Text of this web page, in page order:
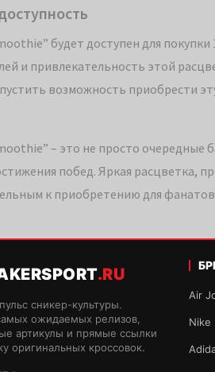
будет доступен для
и привлекательность этой
возможность приобрести
– это не просто очередные
побед. Яркая расцветка,
к приобретению для
.RU
сникер-культуры.
ожидаемых релизов,
артикулы и прямые ссылки
оригинальных кроссовок.
Air
Nike